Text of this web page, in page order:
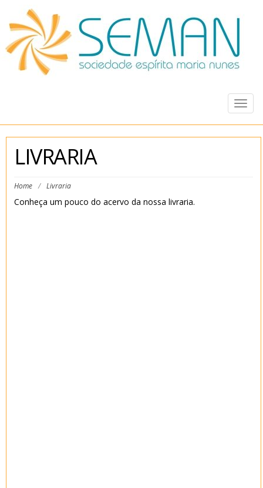
LIVRARIA
Home / Livraria
Conheça um pouco do acervo da nossa livraria.